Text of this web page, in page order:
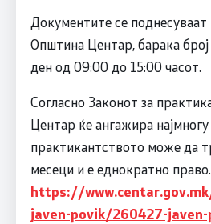
Документите се поднесуваат
Општина Центар, барака број
ден од 09:00 до 15:00 часот.
Согласно Законот за
Центар ќе ангажира
практикантството може да
месеци и е еднократно
https://
javen-povik/260427-javen-